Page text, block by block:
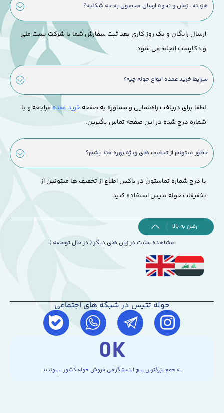
هزینه ، زمان و نحوه ارسال محصول به چه شکلیه؟
ارسال رایگان و یک روز کاری بعد ثبت سفارش شما با شرکت پست ملی
و دکاپست انجام می شود.
شرایط خرید عمده انواع حوله چیه؟
لطفا برای دریافت راهنمایی و مشاوره به صفحه خرید عمدهمراجعه و با
شماره درج شده در این صفحه تماس بگیرین.
چطور میتونم از تخفیف های ویژه بهره مند بشم؟
با درج شماره تماستون در باکس اطلاع از تخفیف ها میتونین از
تخفیفات حوله تتیس استفاده کنید.
رفتن به بالا
مشاهده سایت در زبان های دیگر ( در حال توسعه )
حوله تتیس در شبکه های اجتماعی
به جمع بزرگترین پیچ اینستاگرامی فروش حوله کشور بپیوندید
K
0